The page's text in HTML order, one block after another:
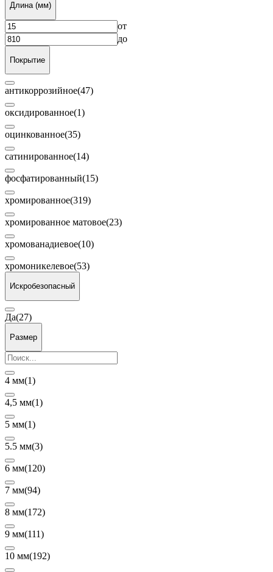
Длина (мм)
от
до
Покрытие
антикоррозийное(47)
оксидированное(1)
оцинкованное(35)
сатинированное(14)
фосфатированный(15)
хромированное(319)
хромированное матовое(23)
хромованадиевое(10)
хромоникелевое(53)
Искробезопасный
Да(27)
Размер
4 мм(1)
4,5 мм(1)
5 мм(1)
5.5 мм(3)
6 мм(120)
7 мм(94)
8 мм(172)
9 мм(111)
10 мм(192)